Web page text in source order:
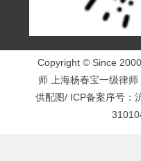
Copyright © Since
师 上海杨春宝一级律
供配图/ ICP备案序号：